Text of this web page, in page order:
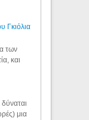
Γκιόλια
των
και
μια